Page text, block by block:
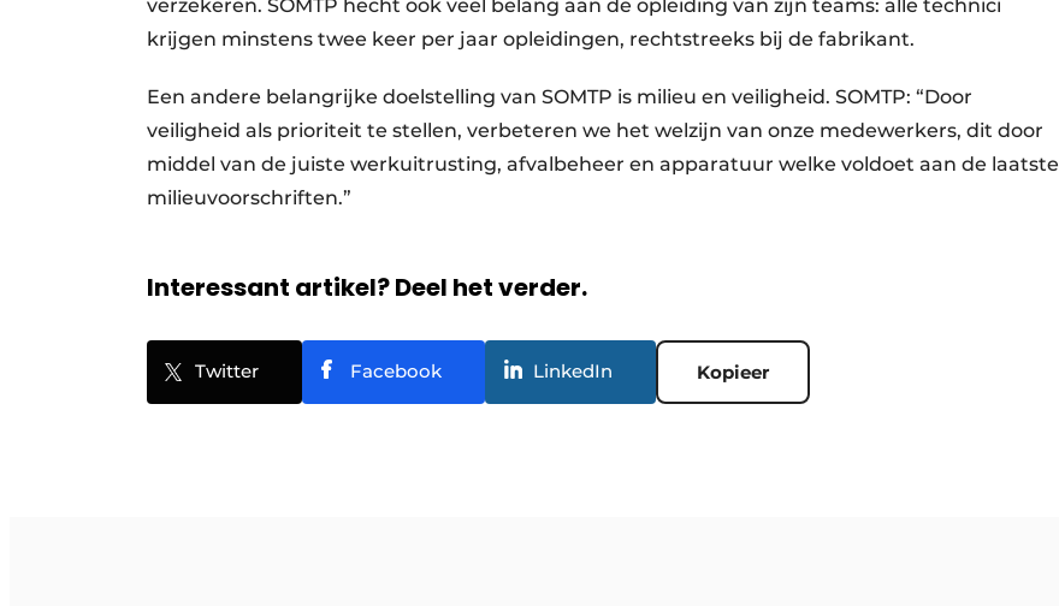
verzekeren. SOMTP hecht ook veel belang aan de opleiding van zijn teams: alle technici
krijgen minstens twee keer per jaar opleidingen, rechtstreeks bij de fabrikant.
Een andere belangrijke doelstelling van SOMTP is milieu en veiligheid. SOMTP: “Door
veiligheid als prioriteit te stellen, verbeteren we het welzijn van onze medewerkers, dit door
middel van de juiste werkuitrusting, afvalbeheer en apparatuur welke voldoet aan de laatste
milieuvoorschriften.”
Interessant artikel? Deel het verder.
Twitter Facebook LinkedIn Kopieer